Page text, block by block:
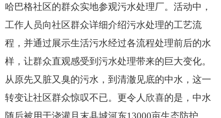
哈巴格社区的群众实地参观污水处理厂。 活动中，
工作人员向社区群众详细介绍污水处理的工艺流
程， 并通过展示生活污水经过各流程处理前后的水
样， 让群众直观感受到污水处理带来的巨大变化。
从原先又脏又臭的污水， 到清澈见底的中水， 这一
转变让社区群众惊叹不已。 更令人欣喜的是， 中水
随后被用于浇灌且末县城河东13000亩生态防护